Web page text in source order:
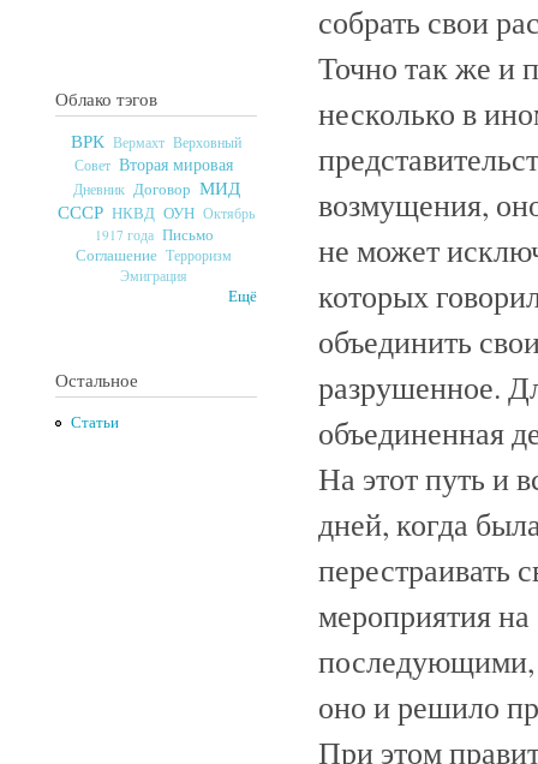
Облако тэгов
ВРК Вермахт Верховный
Совет Вторая мировая
Дневник Договор МИД
СССР НКВД ОУН Октябрь
1917 года Письмо
Соглашение Терроризм
Эмиграция
Ещё
Остальное
Статьи
собрать свои
Точно так же и
несколько в
возмущения,
не может
которых
объединить
разрушенное.
объединенная
На этот путь и
дней, когда
перестраивать
мероприятия
последующими,
оно и решило
При этом